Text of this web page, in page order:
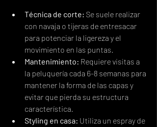
Técnica de corte: Se suele realizar
con navaja o tijeras de entresacar
para potenciar la ligereza y el
movimiento en las puntas.
Mantenimiento: Requiere visitas a
la peluquería cada 6-8 semanas para
mantener la forma de las capas y
evitar que pierda su estructura
característica.
Styling en casa: Utiliza un espray de